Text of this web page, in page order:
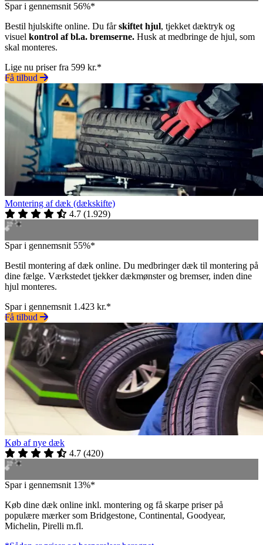
Spar i gennemsnit 56%*
Bestil hjulskifte online. Du fårskiftet hjul, tjekket dæktryk og
visuel kontrol af bl.a. bremserne. Husk at medbringe de hjul, som
skal monteres.
Lige nu priser fra 599 kr.*
Få tilbud
Montering af dæk (dækskifte)
4.7 (1.929)
Spar i gennemsnit 55%*
Bestil montering af dæk online. Du medbringer dæk til montering på
dine fælge. Værkstedet tjekker dækmønster og bremser, inden dine
hjul monteres.
Spar i gennemsnit 1.423 kr.*
Få tilbud
Køb af nye dæk
4.7 (420)
Spar i gennemsnit 13%*
Køb dine dæk online inkl. montering og få skarpe priser på
populære mærker som Bridgestone, Continental, Goodyear,
Michelin, Pirelli m.fl.